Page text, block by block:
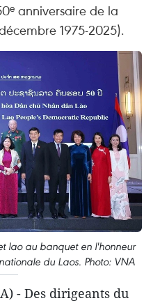
anniversaire de la
1975-2025).
lao au banquet en l'honneur
du Laos. Photo: VNA
- Des dirigeants du